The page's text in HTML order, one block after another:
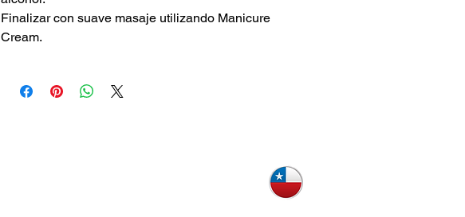
Finalizar con suave masaje utilizando Manicure
Cream.